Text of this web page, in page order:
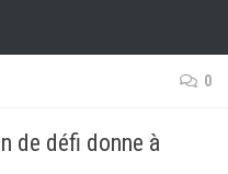
0
de défi donne à